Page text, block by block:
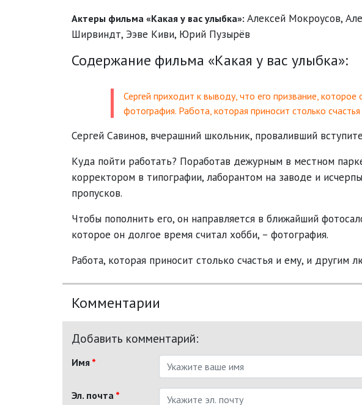
Актеры фильма «Какая у вас улыбка»: Алексей Мокроусов,
Ширвиндт, Ээве Киви, Юрий Пузырёв
Содержание фильма «Какая у вас улыбка»:
Сергей приходит к выводу, что его призвание,
фотография. Работа, которая приносит столько
Сергей Савинов, вчерашний школьник, проваливший
Куда пойти работать? Поработав дежурным в местном
корректором в типографии, лаборантом на заводе и
пропусков.
Чтобы пополнить его, он направляется в ближайший
которое он долгое время считал хобби, – фотография.
Работа, которая приносит столько счастья и ему, и другим
Комментарии
Добавить комментарий:
Имя *
Эл. почта *